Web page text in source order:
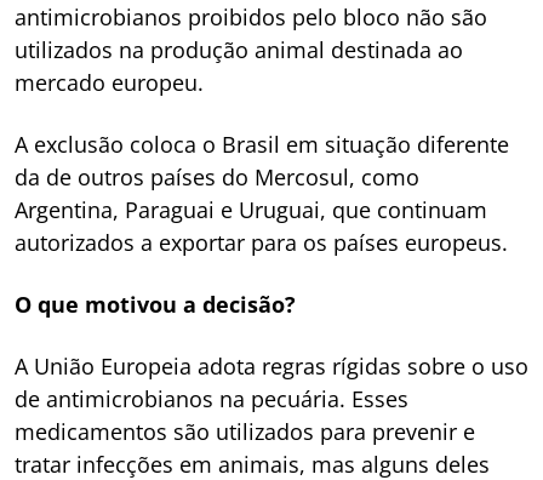
antimicrobianos proibidos pelo bloco não são
utilizados na produção animal destinada ao
mercado europeu.
A exclusão coloca o Brasil em situação diferente
da de outros países do Mercosul, como
Argentina, Paraguai e Uruguai, que continuam
autorizados a exportar para os países europeus.
O que motivou a decisão?
A União Europeia adota regras rígidas sobre o uso
de antimicrobianos na pecuária. Esses
medicamentos são utilizados para prevenir e
tratar infecções em animais, mas alguns deles